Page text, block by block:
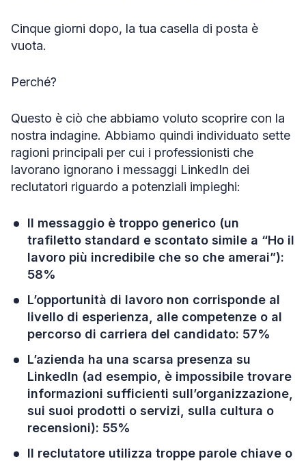
Cinque giorni dopo, la tua casella di posta è
vuota.
Perché?
Questo è ciò che abbiamo voluto scoprire con la
nostra indagine. Abbiamo quindi individuato sette
ragioni principali per cui i professionisti che
lavorano ignorano i messaggi LinkedIn dei
reclutatori riguardo a potenziali impieghi:
Il messaggio è troppo generico (un
trafiletto standard e scontato simile a “Ho il
lavoro più incredibile che so che amerai”):
58%
L’opportunità di lavoro non corrisponde al
livello di esperienza, alle competenze o al
percorso di carriera del candidato: 57%
L’azienda ha una scarsa presenza su
LinkedIn (ad esempio, è impossibile trovare
informazioni sufficienti sull’organizzazione,
sui suoi prodotti o servizi, sulla cultura o
recensioni): 55%
Il reclutatore utilizza troppe parole chiave o